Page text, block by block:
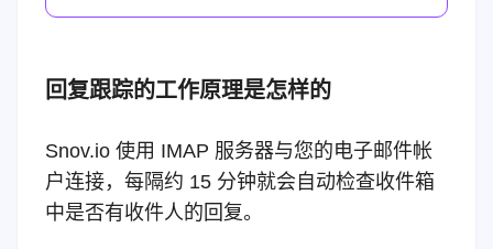
回复跟踪的工作原理是怎样的
Snov.io 使用 IMAP 服务器与您的电子邮件帐
户连接，每隔约 15 分钟就会自动检查收件箱
中是否有收件人的回复。